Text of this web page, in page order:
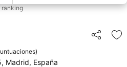
ranking
Compartir
)
Madrid, España